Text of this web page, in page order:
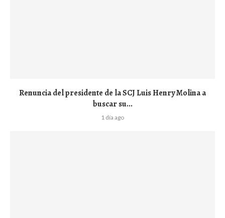
Renuncia del presidente de la SCJ Luis Henry Molina a
buscar su...
1 día ago